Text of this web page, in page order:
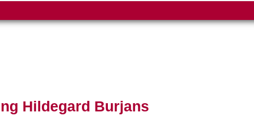
Hildegard Burjans